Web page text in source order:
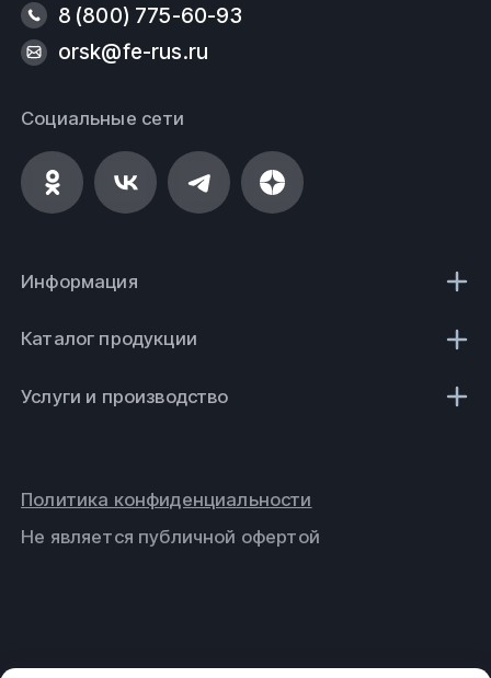
8 (800) 775-60-93
orsk@fe-rus.ru
Социальные сети
Информация
Каталог продукции
Услуги и производство
Не является публичной офертой
Политика конфиденциальности